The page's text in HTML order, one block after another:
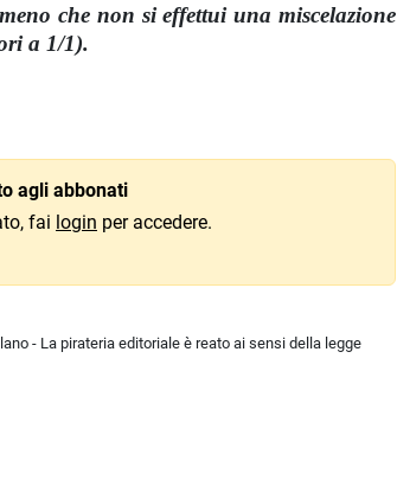
che non si effettui una miscelazione
a 1/1).
agli abbonati
fai login per accedere.
- La pirateria editoriale è reato ai sensi della legge